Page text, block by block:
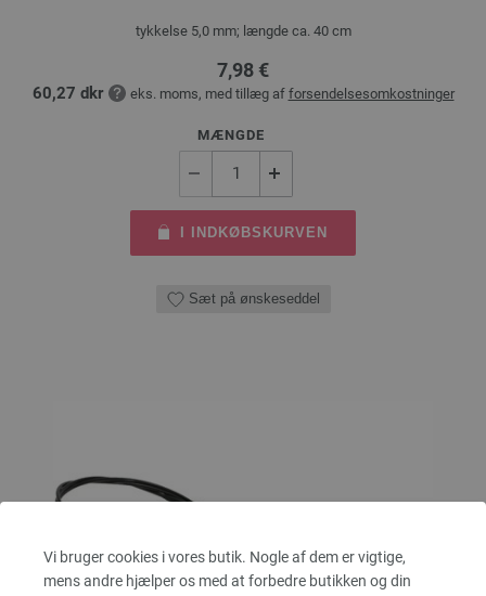
Vi bruger cookies i vores butik. Nogle af dem er vigtige,
mens andre hjælper os med at forbedre butikken og din
tykkelse 5,0 mm; længde ca. 40 cm
7,98 €
60,27 dkr eks. moms, med tillæg af forsendelsesomkostninger
MÆNGDE
I INDKØBSKURVEN
Sæt på ønskeseddel